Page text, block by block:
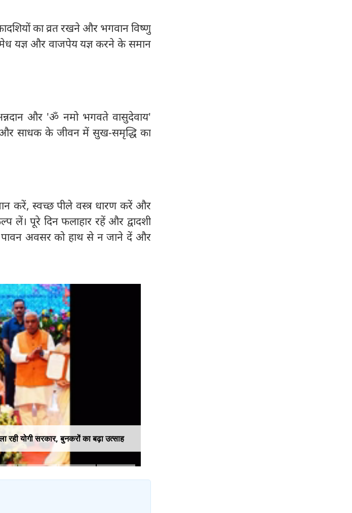
का व्रत रखने और भगवान विष्णु
यज्ञ और वाजपेय यज्ञ करने के समान
और 'ॐ नमो भगवते वासुदेवाय'
और साधक के जीवन में सुख-समृद्धि का
करें, स्वच्छ पीले वस्त्र धारण करें और
लें। पूरे दिन फलाहार रहें और द्वादशी
पावन अवसर को हाथ से न जाने दें और
रही योगी सरकार, बुनकरों का बढ़ा उत्साह